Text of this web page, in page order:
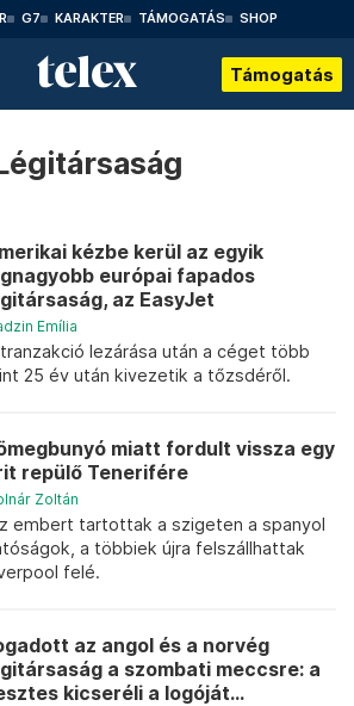
G7 KARAKTER TÁMOGATÁS SHOP
Támogatás
kézbe kerül az egyik
európai fapados
az EasyJet
Emília
lezárása után a céget több
25 év után kivezetik a tőzsdéről.
miatt fordult vissza egy
repülő Tenerifére
Zoltán
embert tartottak a szigeten a spanyol
a többiek újra felszállhattak
felé.
az angol és a norvég
a szombati meccsre: a
kicseréli a logóját...